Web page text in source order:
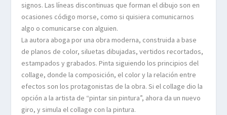
signos. Las líneas discontinuas que forman el dibujo son en
ocasiones código morse, como si quisiera comunicarnos
algo o comunicarse con alguien.
La autora aboga por una obra moderna, construida a base
de planos de color, siluetas dibujadas, vertidos recortados,
estampados y grabados. Pinta siguiendo los principios del
collage, donde la composición, el color y la relación entre
efectos son los protagonistas de la obra. Si el collage dio la
opción a la artista de “pintar sin pintura”, ahora da un nuevo
giro, y simula el collage con la pintura.